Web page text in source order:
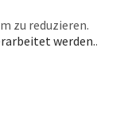
zu reduzieren.
werden..